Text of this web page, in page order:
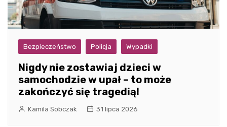
Bezpieczeństwo Policja Wypadki
Nigdy nie zostawiaj dzieci w
samochodzie w upał – to może
zakończyć się tragedią!
Kamila Sobczak 31 lipca 2026